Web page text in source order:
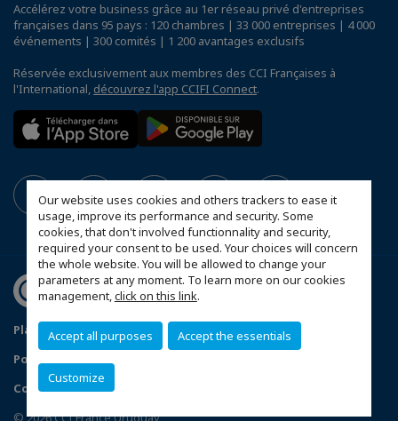
Our website uses cookies and others trackers to ease it
usage, improve its performance and security. Some
cookies, that don't involved functionnality and security,
required your consent to be used. Your choices will concern
the whole website. You will be allowed to change your
parameters at any moment. To learn more on our cookies
management,click on this link.
Accept all purposes Accept the essentials
Customize
Accélérez votre business grâce au 1er réseau privé d'entreprises
françaises dans 95 pays : 120 chambres | 33 000 entreprises | 4 000
événements | 300 comités | 1 200 avantages exclusifs
Réservée exclusivement aux membres des CCI Françaises à
l'International, découvrez l'app CCIFI Connect.
Plan du site
Mentions légales
Politique de confidentialité
Configurer vos préférences cookies
© 2026 CCI France Uruguay